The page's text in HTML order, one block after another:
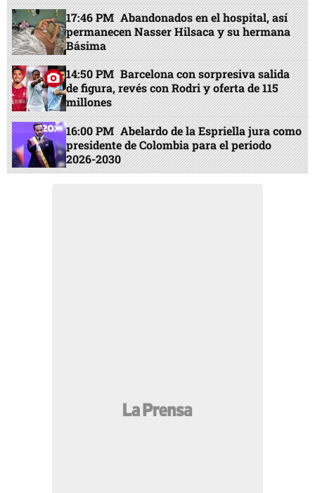
17:46 PM Abandonados en el hospital, así
permanecen Nasser Hilsaca y su hermana
Básima
14:50 PM Barcelona con sorpresiva salida
de figura, revés con Rodri y oferta de 115
millones
16:00 PM Abelardo de la Espriella jura como
presidente de Colombia para el periodo
2026-2030